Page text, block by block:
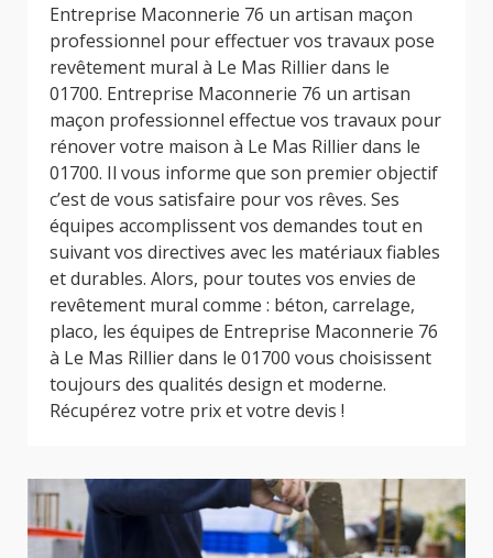
Entreprise Maconnerie 76 un artisan maçon
professionnel pour effectuer vos travaux pose
revêtement mural à Le Mas Rillier dans le
01700. Entreprise Maconnerie 76 un artisan
maçon professionnel effectue vos travaux pour
rénover votre maison à Le Mas Rillier dans le
01700. Il vous informe que son premier objectif
c’est de vous satisfaire pour vos rêves. Ses
équipes accomplissent vos demandes tout en
suivant vos directives avec les matériaux fiables
et durables. Alors, pour toutes vos envies de
revêtement mural comme : béton, carrelage,
placo, les équipes de Entreprise Maconnerie 76
à Le Mas Rillier dans le 01700 vous choisissent
toujours des qualités design et moderne.
Récupérez votre prix et votre devis !